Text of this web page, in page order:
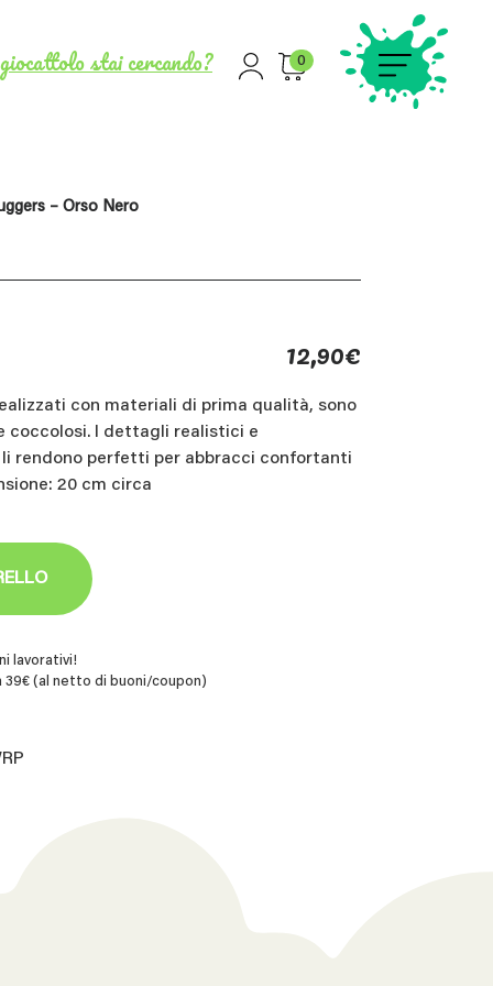
stai cercando? 0
– Orso Nero
12,90€
con materiali di prima qualità, sono
coccolosi. I dettagli realistici e
li rendono perfetti per abbracci confortanti
20 cm circa
lavorativi!
(al netto di buoni/coupon)